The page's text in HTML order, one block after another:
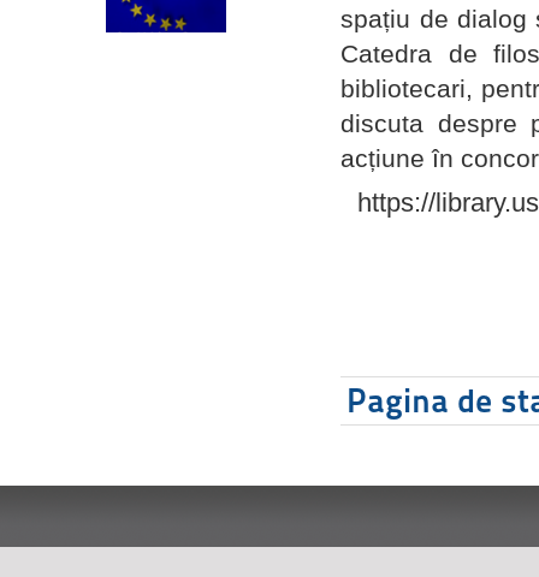
spațiu de dialog
Catedra de
bibliotecari,
discuta despre
acțiune în
https://
Pagina de